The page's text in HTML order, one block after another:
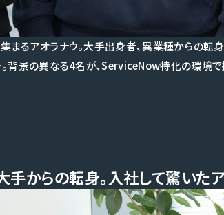
まるアオラナウ。大手出身者、異業種からの転
。背景の異なる4名が、ServiceNow特化の環境
手からの転身。入社して驚いた